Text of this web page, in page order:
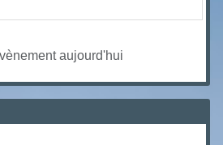
aujourd'hui